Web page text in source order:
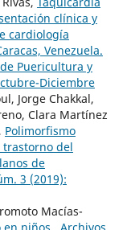
clínica y
cardiología
Venezuela.
Puericultura y
Diciembre
Jorge Chakkal,
Clara Martínez
Polimorfismo
trastorno del
de
3 (2019):
Macías-
en niños , Archivos